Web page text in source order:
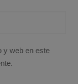
y web en este